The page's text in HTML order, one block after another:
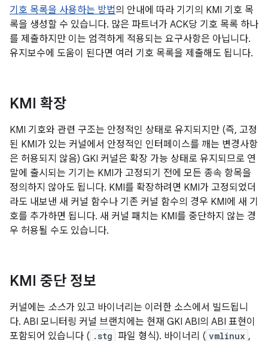
기호 목록을 사용하는 방법의 안내에 따라 기기의 KMI 기호 목
록을 생성할 수 있습니다. 많은 파트너가 ACK당 기호 목록 하나
를 제출하지만 이는 엄격하게 적용되는 요구사항은 아닙니다.
유지보수에 도움이 된다면 여러 기호 목록을 제출해도 됩니다.
KMI 확장
KMI 기호와 관련 구조는 안정적인 상태로 유지되지만 (즉, 고정
된 KMI가 있는 커널에서 안정적인 인터페이스를 깨는 변경사항
은 허용되지 않음) GKI 커널은 확장 가능 상태로 유지되므로 연
말에 출시되는 기기는 KMI가 고정되기 전에 모든 종속 항목을
정의하지 않아도 됩니다. KMI를 확장하려면 KMI가 고정되었더
라도 내보낸 새 커널 함수나 기존 커널 함수의 경우 KMI에 새 기
호를 추가하면 됩니다. 새 커널 패치는 KMI를 중단하지 않는 경
우 허용될 수도 있습니다.
KMI 중단 정보
커널에는 소스가 있고 바이너리는 이러한 소스에서 빌드됩니
다. ABI 모니터링 커널 브랜치에는 현재 GKI ABI의 ABI 표현이
포함되어 있습니다 ( .stg 파일 형식). 바이너리 ( vmlinux ,